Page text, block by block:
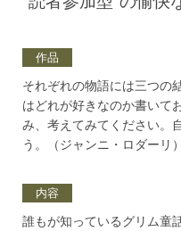
作品
それぞれの物語には三つの
はどれが好きなのか書いて
み、考えてみてください。
う。（ジャンニ・ロダーリ）
内容
誰もが知っているグリム童